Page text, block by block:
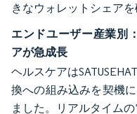
きなウォレットシェア
エンドユーザー産業別
アが急成長
ヘルスケアは
換への組み込みを契機
ました。リアルタイム